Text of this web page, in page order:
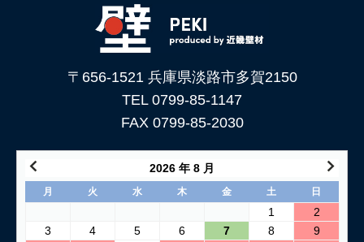
〒656-1521 兵庫県淡路市多賀2150
TEL 0799-85-1147
FAX 0799-85-2030
2026 年 8 月
月 火 水 木 金 土 日
1
2
3
4 5 6 7 8
9